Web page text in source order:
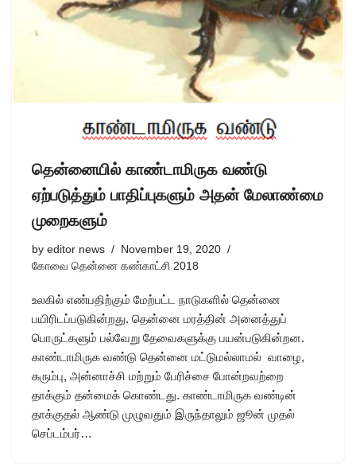
தென்னையில் காண்டாமிருக வண்டு
ஏற்படுத்தும் பாதிப்புகளும் அதன் மேலாண்மை
முறைகளும்
by editor news
November 19, 2020
கோவை தென்னை கண்காட்சி 2018
உலகில் எண்பதிற்கும் மேற்பட்ட நாடுகளில் தென்னை
பயிரிடப்படுகின்றது. தென்னை மரத்தின் அனைத்துப்
பொருட்களும் பல்வேறு தேவைகளுக்கு பயன்படுகின்றன.
காண்டாமிருக வண்டு தென்னை மட்டுமல்லாமல் வாழை,
கரும்பு, அன்னாச்சி மற்றும் பேரிச்சை போன்றவற்றை
தாக்கும் தன்மைக் கொண்டது. காண்டாமிருக வண்டின்
தாக்குதல் ஆண்டு முழுவதும் இருந்தாலும் ஜூன் முதல்
செப்டம்பர்…